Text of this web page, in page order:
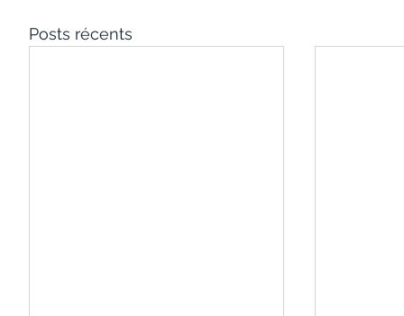
Posts récents